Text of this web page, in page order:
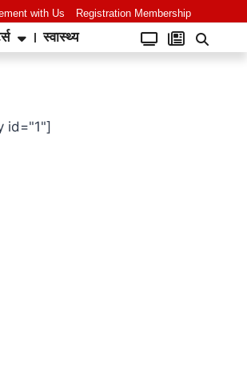
with Us Registration Membership
स्वास्थ्य
id="1"]